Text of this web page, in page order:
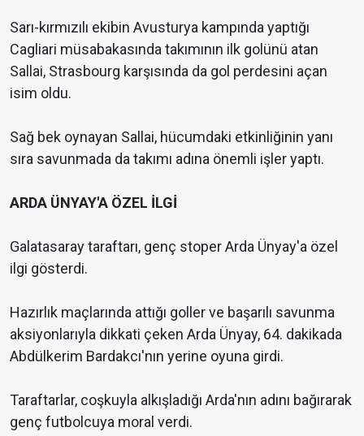
Sarı-kırmızılı ekibin Avusturya kampında yaptığı
Cagliari müsabakasında takımının ilk golünü atan
Sallai, Strasbourg karşısında da gol perdesini açan
isim oldu.
Sağ bek oynayan Sallai, hücumdaki etkinliğinin yanı
sıra savunmada da takımı adına önemli işler yaptı.
ARDA ÜNYAY'A ÖZEL İLGİ
Galatasaray taraftarı, genç stoper Arda Ünyay'a özel
ilgi gösterdi.
Hazırlık maçlarında attığı goller ve başarılı savunma
aksiyonlarıyla dikkati çeken Arda Ünyay, 64. dakikada
Abdülkerim Bardakcı'nın yerine oyuna girdi.
Taraftarlar, coşkuyla alkışladığı Arda'nın adını bağırarak
genç futbolcuya moral verdi.